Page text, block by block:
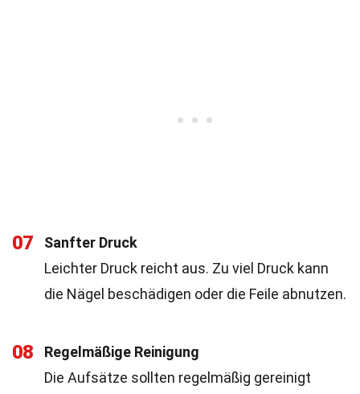
07
Sanfter Druck
Leichter Druck reicht aus. Zu viel Druck kann
die Nägel beschädigen oder die Feile abnutzen.
08
Regelmäßige Reinigung
Die Aufsätze sollten regelmäßig gereinigt